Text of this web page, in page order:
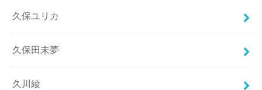
久保ユリカ
久保田未夢
久川綾